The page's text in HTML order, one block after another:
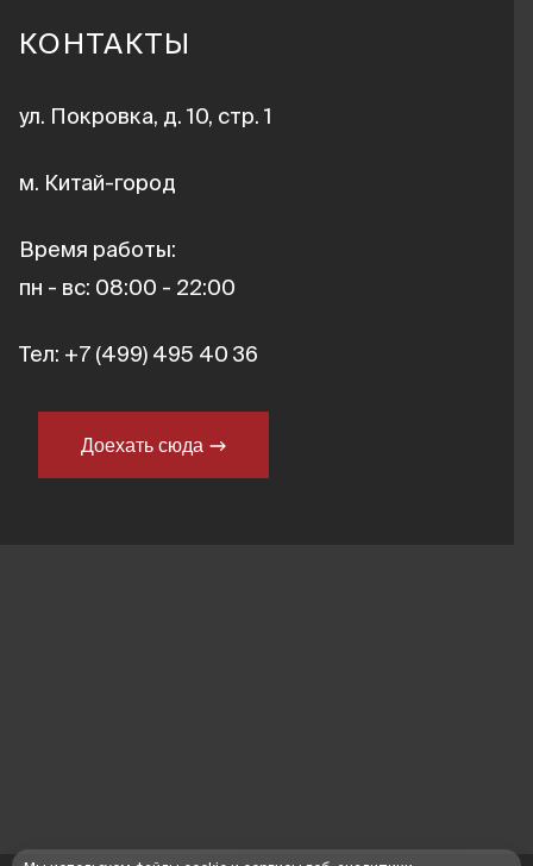
КОНТАКТЫ
ул. Покровка, д. 10, стр. 1
м. Китай-город
Время работы:
пн - вс: 08:00 - 22:00
Тел: +7 (499) 495 40 36
Доехать сюда